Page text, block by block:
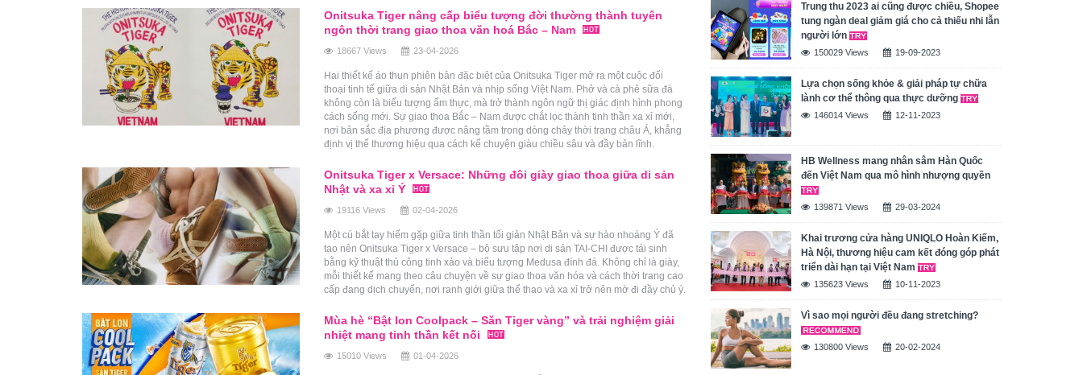
Onitsuka Tiger nâng cấp biểu tượng đời thường thành tuyên
ngôn thời trang giao thoa văn hoá Bắc – Nam
18667 Views 23-04-2026
Hai thiết kế áo thun phiên bản đặc biệt của Onitsuka Tiger mở ra một cuộc đối
thoại tinh tế giữa di sản Nhật Bản và nhịp sống Việt Nam. Phở và cà phê sữa đá
không còn là biểu tượng ẩm thực, mà trở thành ngôn ngữ thị giác định hình phong
cách sống mới. Sự giao thoa Bắc – Nam được chắt lọc thành tinh thần xa xỉ mới,
nơi bản sắc địa phương được nâng tầm trong dòng chảy thời trang châu Á, khẳng
định vị thế thương hiệu qua cách kể chuyện giàu chiều sâu và đầy bản lĩnh.
Onitsuka Tiger x Versace: Những đôi giày giao thoa giữa di sản
Nhật và xa xỉ Ý
19116 Views 02-04-2026
Một cú bắt tay hiếm gặp giữa tinh thần tối giản Nhật Bản và sự hào nhoáng Ý đã
tạo nên Onitsuka Tiger x Versace – bộ sưu tập nơi di sản TAI-CHI được tái sinh
bằng kỹ thuật thủ công tinh xảo và biểu tượng Medusa đính đá. Không chỉ là giày,
mỗi thiết kế mang theo câu chuyện về sự giao thoa văn hóa và cách thời trang cao
cấp đang dịch chuyển, nơi ranh giới giữa thể thao và xa xỉ trở nên mờ đi đầy chủ ý.
Mùa hè “Bật lon Coolpack – Săn Tiger vàng” và trải nghiệm giải
nhiệt mang tinh thần kết nối
15010 Views 01-04-2026
Trung thu 2023 ai cũng được chiều, Shopee
tung ngàn deal giảm giá cho cả thiếu nhi lẫn
người lớn
150029 Views 19-09-2023
Lựa chọn sống khỏe & giải pháp tự chữa
lành cơ thể thông qua thực dưỡng
146014 Views 12-11-2023
HB Wellness mang nhân sâm Hàn Quốc
đến Việt Nam qua mô hình nhượng quyền
139871 Views 29-03-2024
Khai trương cửa hàng UNIQLO Hoàn Kiếm,
Hà Nội, thương hiệu cam kết đóng góp phát
triển dài hạn tại Việt Nam
135623 Views 10-11-2023
Vì sao mọi người đều đang stretching?
130800 Views 20-02-2024